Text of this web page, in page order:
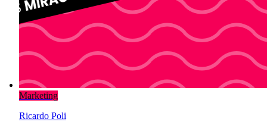
Marketing
Ricardo Poli